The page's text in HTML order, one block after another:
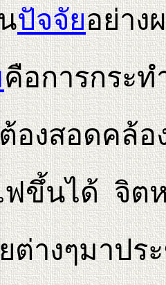
ปัจจัยอย่าง
คือการกระท
องสอดคล้อ
ฟขึ้นได้ จิต
ต่างๆมาปร